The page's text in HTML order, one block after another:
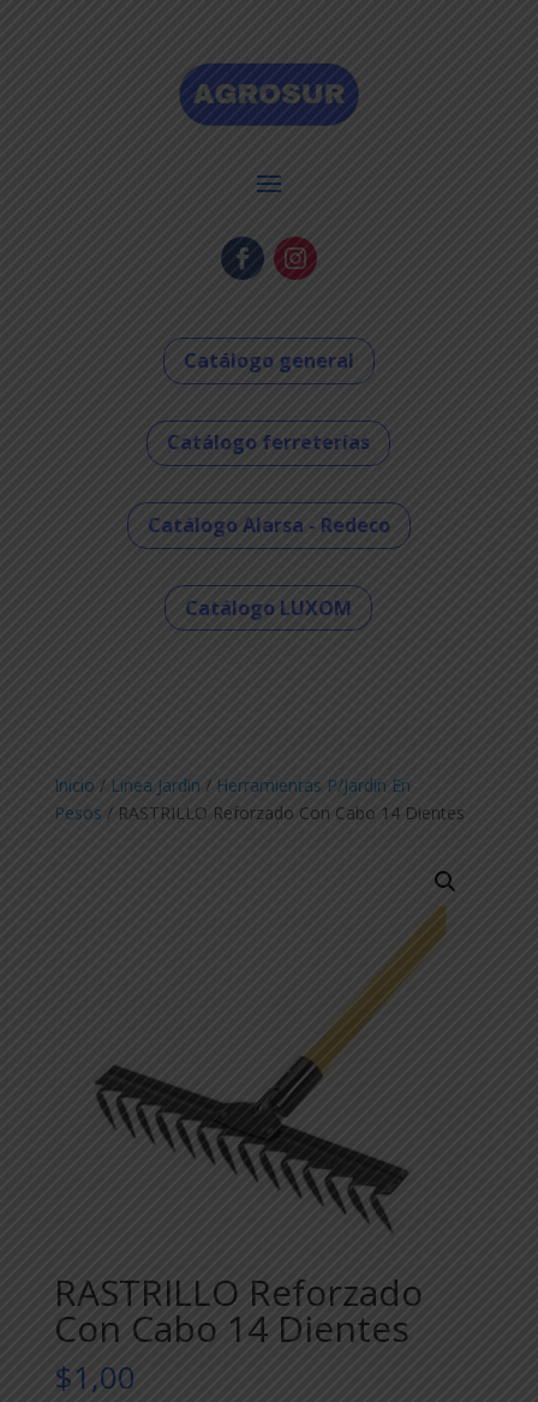
Catálogo general
Catálogo ferreterías
Catálogo Alarsa - Redeco
Catálogo LUXOM
Inicio / Linea Jardin / Herramientas P/Jardin En
Pesos / RASTRILLO Reforzado Con Cabo 14 Dientes
RASTRILLO Reforzado
Con Cabo 14 Dientes
$1,00